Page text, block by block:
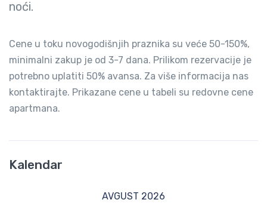
noći.
Cene u toku novogodišnjih praznika su veće 50-150%,
minimalni zakup je od 3-7 dana. Prilikom rezervacije je
potrebno uplatiti 50% avansa. Za više informacija nas
kontaktirajte. Prikazane cene u tabeli su redovne cene
apartmana.
Kalendar
AVGUST 2026